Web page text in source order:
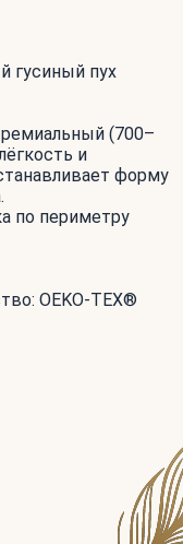
гусиный пух
(700–
и
форму
по периметру
OEKO-TEX®